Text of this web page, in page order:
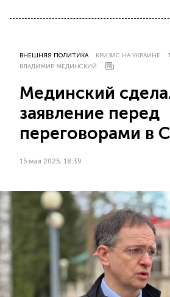
ВНЕШНЯЯ ПОЛИТИКА КРИЗИС НА УКРАИНЕ
ВЛАДИМИР МЕДИНСКИЙ
Мединский
заявление перед
переговорами в
15 мая 2025, 18:39